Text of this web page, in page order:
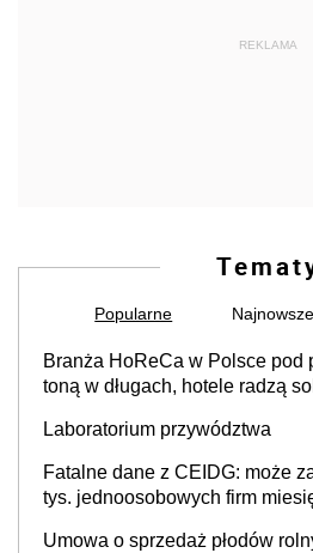
REKLAMA
Popularne Najnowsze
Branża HoReCa w Polsce pod
toną w długach, hotele radzą
Laboratorium przywództwa
Fatalne dane z CEIDG: może
tys. jednoosobowych firm
Umowa o sprzedaż płodów